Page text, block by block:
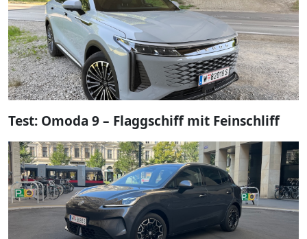
Test: Omoda 9 – Flaggschiff mit Feinschliff